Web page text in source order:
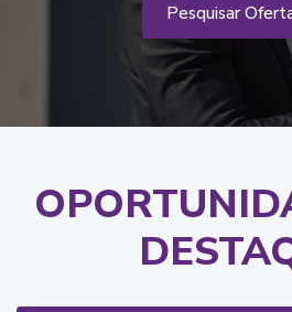
Pesquisar